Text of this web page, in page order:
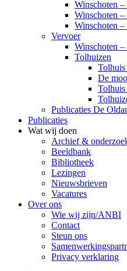
Winschoten
Winschoten
Winschoten
Vervoer
Winschoten
Tolhuizen
Tolhuis
De
Tolhuis
Publicaties De
Publicaties
Wat wij doen
Archief &
Beeldbank
Bibliotheek
Lezingen
Nieuwsbrieven
Vacatures
Over ons
Wie wij zijn/ANBI
Contact
Steun ons
Privacy verklaring